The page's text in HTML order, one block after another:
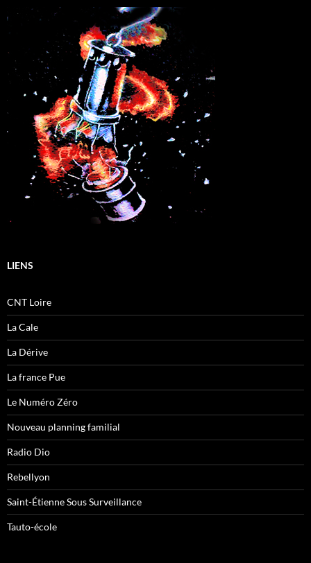
LIENS
CNT Loire
La Cale
La Dérive
La france Pue
Le Numéro Zéro
Nouveau planning familial
Radio Dio
Rebellyon
Saint-Étienne Sous Surveillance
Tauto-école